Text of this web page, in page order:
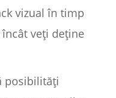
vizual în timp
veți deține
posibilități